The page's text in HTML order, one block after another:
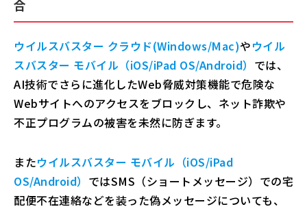
合
ウイルスバスター クラウド(Windows/Mac)やウイル
スバスター モバイル（iOS/iPad OS/Android） では、
AI技術でさらに進化したWeb脅威対策機能で危険な
Webサイトへのアクセスをブロックし、ネット詐欺や
不正プログラムの被害を未然に防ぎます。
またウイルスバスター モバイル（iOS/iPad
OS/Android） ではSMS（ショートメッセージ）での宅
配便不在連絡などを装った偽メッセージについても、